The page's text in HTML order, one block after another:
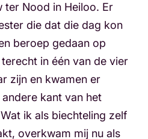
ter Nood in Heiloo. Er
die dat die dag kon
beroep gedaan op
in één van de vier
zijn en kwamen er
kant van het
ik als biechteling zelf
overkwam mij nu als